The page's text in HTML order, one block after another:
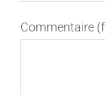
Commentaire